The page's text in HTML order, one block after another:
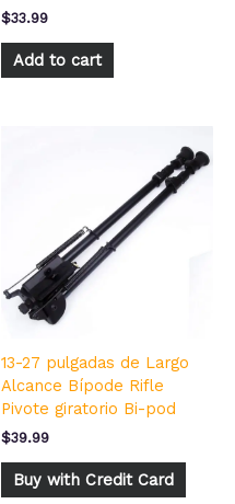
$33.99
Add to cart
13-27 pulgadas de Largo
Alcance Bípode Rifle
Pivote giratorio Bi-pod
$39.99
Buy with Credit Card